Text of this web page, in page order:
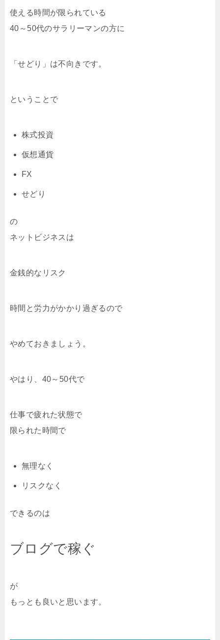
使える時間が限られている
40～50代のサラリーマンの方に
「せどり」は不向きです。
ということで
株式投資
仮想通貨
FX
せどり
の
ネットビジネスは
金銭的なリスク
時間と労力がかかり過ぎるので
やめておきましょう。
やはり、40～50代で
仕事で疲れた状態で
限られた時間で
無理なく
リスクなく
できるのは
ブログで稼ぐ
が
もっとも良いと思います。